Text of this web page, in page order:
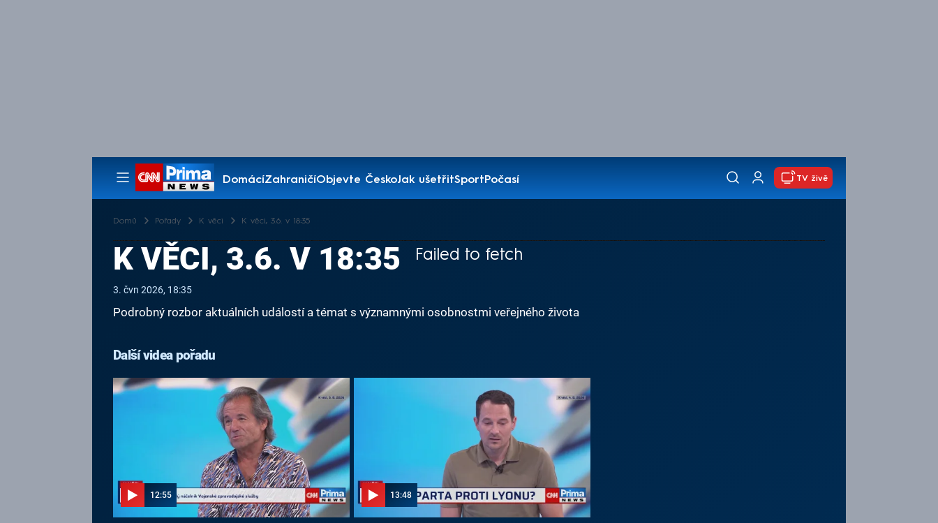
DomácíZahraničíObjevte ČeskoJak ušetřitSportPočasí
Pořady
TV živě
Domů Pořady K věci K věci, 3.6. v 18:35
Failed to fetch
K VĚCI, 3.6. V 18:35
3. čvn 2026, 18:35
Podrobný rozbor aktuálních událostí a témat s významnými osobnostmi veřejného života
Další videa pořadu
12:55 13:48